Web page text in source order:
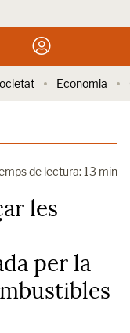
Economia
de lectura: 13 min
les
per la